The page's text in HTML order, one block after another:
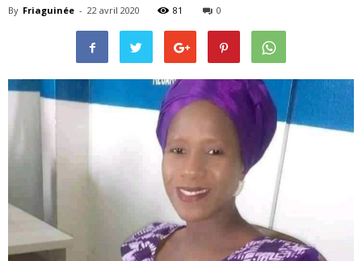
By Friaguinée - 22 avril 2020 81 0